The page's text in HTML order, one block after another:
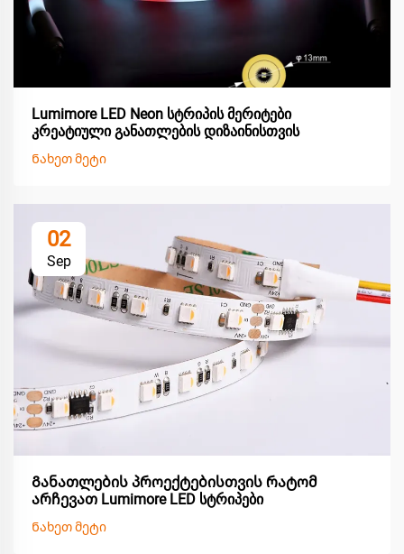
Lumimore LED Neon სტრიპის მერიტები
კრეატიული განათლების დიზაინისთვის
Ნახეთ მეტი
02
Sep
Განათლების პროექტებისთვის რატომ
არჩევათ Lumimore LED სტრიპები
Ნახეთ მეტი